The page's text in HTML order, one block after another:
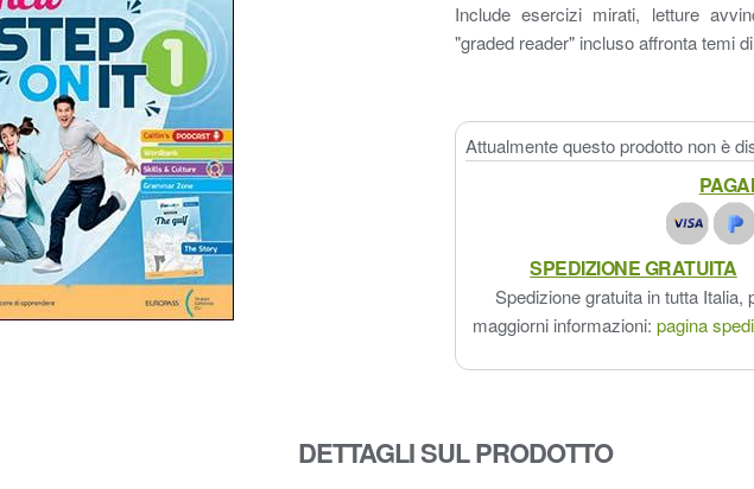
Include esercizi mirati, letture
"graded reader" incluso affronta temi
Attualmente questo prodotto non è
SPEDIZIONE GRATUITA
Spedizione gratuita in tutta Italia,
maggiorni informazioni: pagina
DETTAGLI SUL PRODOTTO